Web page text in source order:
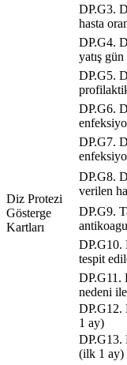
Diz Protezi
Gösterge
Kartları
DP.G3.
hasta
DP.G4.
yatış gün
DP.G5.
DP.G6.
DP.G7.
DP.G8.
verilen
DP.G9.
DP.G10.
tespit
DP.G11.
nedeni
DP.G12.
1 ay)
DP.G13.
(ilk 1 ay)